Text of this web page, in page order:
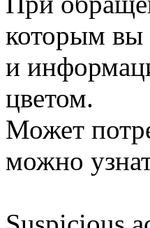
которым вы
и
цветом.
Может
можно